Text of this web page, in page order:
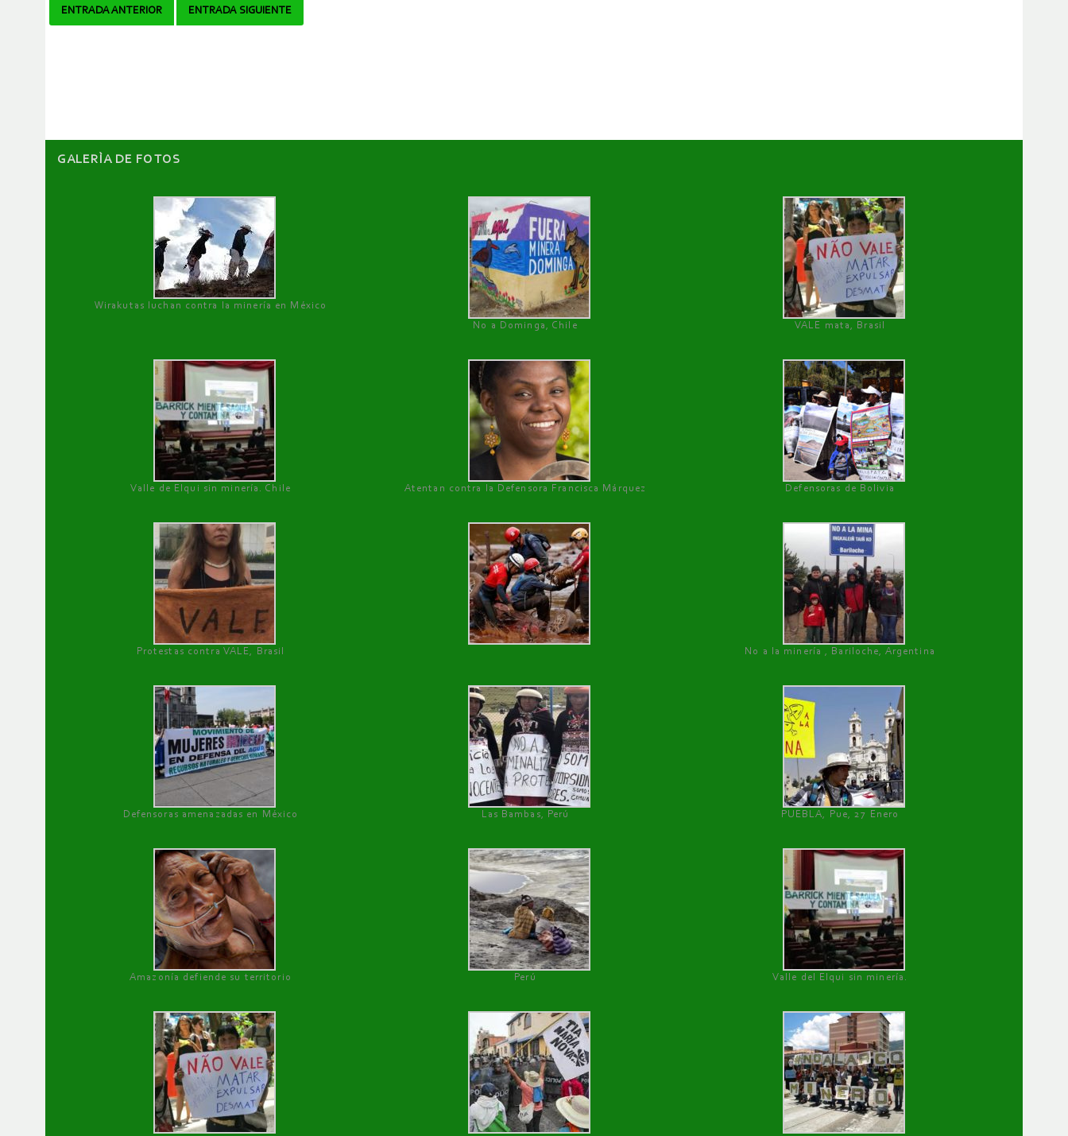
Navegador
ENTRADA ANTERIOR ENTRADA SIGUIENTE
GALERÌA DE FOTOS
Wirakutas luchan contra la minería en México
No a Dominga, Chile
VALE mata, Brasil
Valle de Elqui sin minería. Chile Atentan contra la Defensora Francisca Márquez Defensoras de Bolivia
Protestas contra VALE, Brasil No a la minería , Bariloche, Argentina
Defensoras amenazadas en México Las Bambas, Perú PUEBLA, Pue, 27 Enero
Amazonía defiende su territorio Perú Valle del Elqui sin minería.